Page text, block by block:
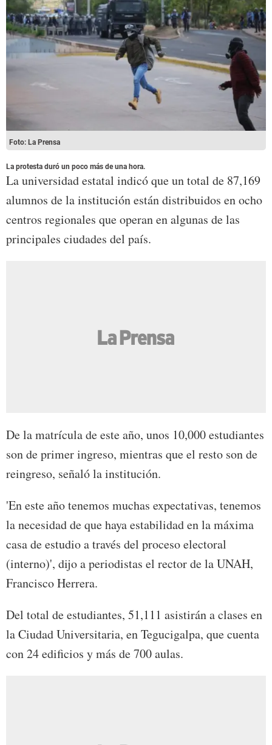
Foto: La Prensa
La protesta duró un poco más de una hora.
La universidad estatal indicó que un total de 87,169
alumnos de la institución están distribuidos en ocho
centros regionales que operan en algunas de las
principales ciudades del país.
De la matrícula de este año, unos 10,000 estudiantes
son de primer ingreso, mientras que el resto son de
reingreso, señaló la institución.
'En este año tenemos muchas expectativas, tenemos
la necesidad de que haya estabilidad en la máxima
casa de estudio a través del proceso electoral
(interno)', dijo a periodistas el rector de la UNAH,
Francisco Herrera.
Del total de estudiantes, 51,111 asistirán a clases en
la Ciudad Universitaria, en Tegucigalpa, que cuenta
con 24 edificios y más de 700 aulas.